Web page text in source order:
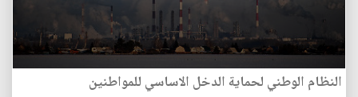
النظام الوطني لحماية الدخل الاساسي للمواطنين